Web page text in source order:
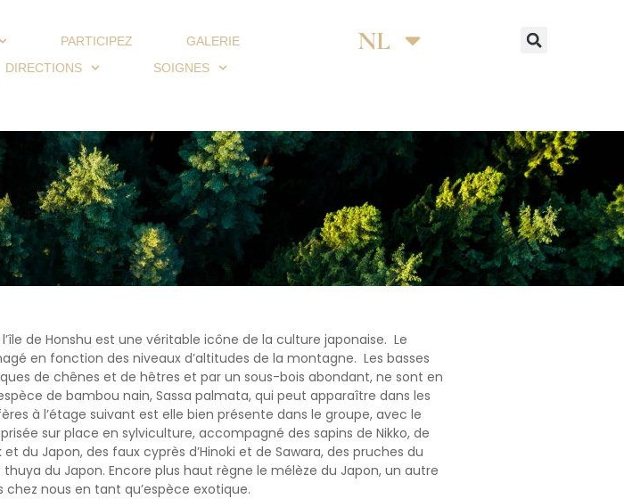
PARTICIPEZ
GALERIE
DIRECTIONS SOIGNES
NL
EN
de Honshu est une véritable icône de la culture japonaise. Le
en fonction des niveaux d’altitudes de la montagne. Les basses
de chênes et de hêtres et par un sous-bois abondant, ne sont en
de bambou nain, Sassa palmata, qui peut apparaître dans les
à l’étage suivant est elle bien présente dans le groupe, avec le
sur place en sylviculture, accompagné des sapins de Nikko, de
du Japon, des faux cyprès d’Hinoki et de Sawara, des pruches du
du Japon. Encore plus haut règne le mélèze du Japon, un autre
nous en tant qu’espèce exotique.